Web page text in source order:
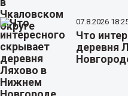
07.8.2026
Что
деревня